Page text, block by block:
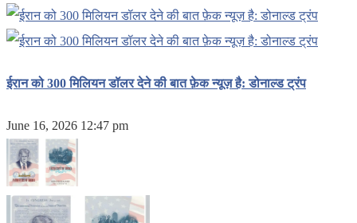
ईरान को 300 मिलियन डॉलर देने की बात फ़ेक न्यूज़ है: डोनाल्ड ट्रंप
June 16, 2026 12:47 pm